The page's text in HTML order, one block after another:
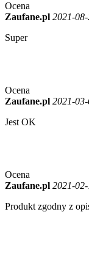
Ocena
Zaufane.pl 2021-
Super
Ocena
Zaufane.pl 2021-
Jest OK
Ocena
Zaufane.pl 2021-
Produkt zgodny z